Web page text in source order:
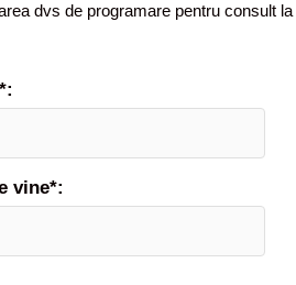
dvs de programare pentru consult
vine*: